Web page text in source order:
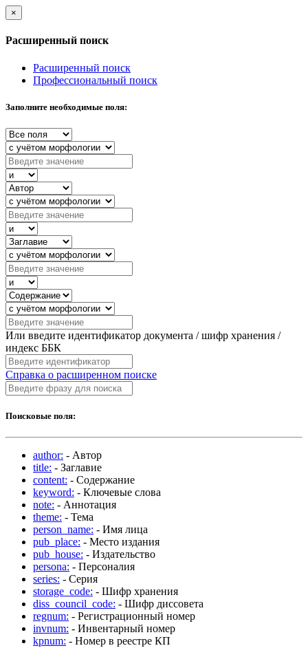
×
Расширенный поиск
Расширенный поиск
Профессиональный поиск
Заполните необходимые поля:
Или введите идентификатор документа / шифр хранения /
индекс ББК
Справка о расширенном поиске
Поисковые поля:
author: - Автор
title: - Заглавие
content: - Содержание
keyword: - Ключевые слова
note: - Аннотация
theme: - Тема
person_name: - Имя лица
pub_place: - Место издания
pub_house: - Издательство
persona: - Персоналия
series: - Серия
storage_code: - Шифр хранения
diss_council_code: - Шифр диссовета
regnum: - Регистрационный номер
invnum: - Инвентарный номер
kpnum: - Номер в реестре КП